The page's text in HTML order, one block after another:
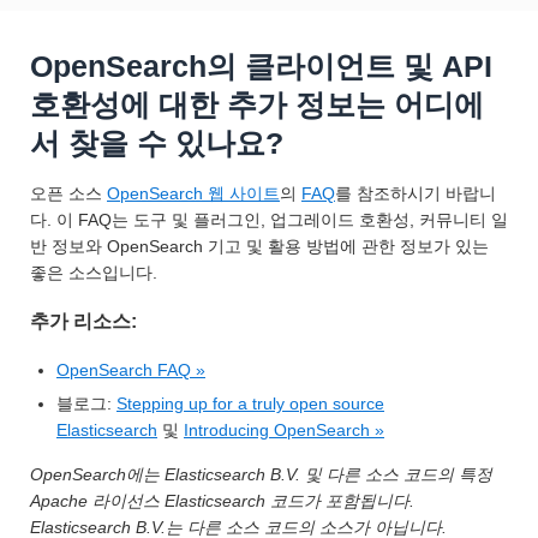
OpenSearch의 클라이언트 및 API
호환성에 대한 추가 정보는 어디에
서 찾을 수 있나요?
오픈 소스 OpenSearch 웹 사이트의 FAQ를 참조하시기 바랍니
다. 이 FAQ는 도구 및 플러그인, 업그레이드 호환성, 커뮤니티 일
반 정보와 OpenSearch 기고 및 활용 방법에 관한 정보가 있는
좋은 소스입니다.
추가 리소스:
OpenSearch FAQ »
블로그: Stepping up for a truly open source
Elasticsearch 및 Introducing OpenSearch »
OpenSearch에는 Elasticsearch B.V. 및 다른 소스 코드의 특정
Apache 라이선스 Elasticsearch 코드가 포함됩니다.
Elasticsearch B.V.는 다른 소스 코드의 소스가 아닙니다.